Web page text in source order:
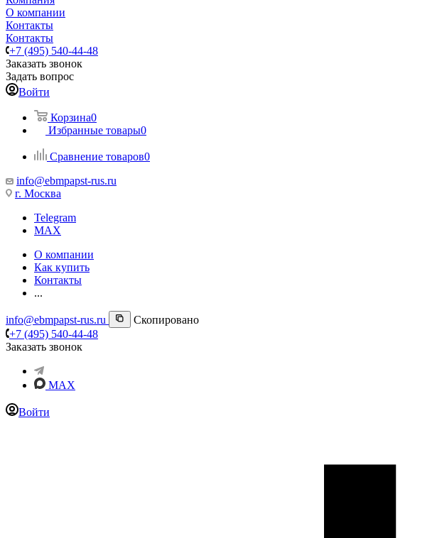
О компании
Контакты
Контакты
+7 (495) 540-44-48
Заказать звонок
Задать вопрос
Войти
Корзина0
Избранные товары0
Сравнение товаров0
info@ebmpapst-rus.ru
г. Москва
Telegram
MAX
О компании
Как купить
Контакты
...
info@ebmpapst-rus.ru
Скопировано
+7 (495) 540-44-48
Заказать звонок
MAX
Войти